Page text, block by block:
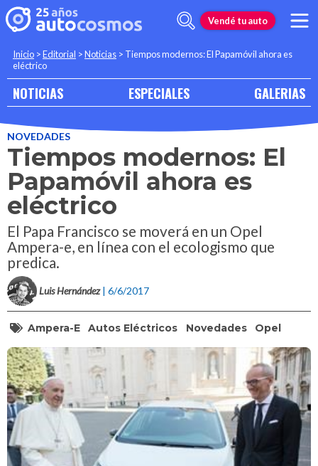
Vendé tu auto
Inicio >Editorial >Noticias > Tiempos modernos: El Papamóvil ahora es
eléctrico
NOTICIAS ESPECIALES GALERIAS
NOVEDADES
Tiempos modernos: El
Papamóvil ahora es
eléctrico
El Papa Francisco se moverá en un Opel
Ampera-e, en línea con el ecologismo que
predica.
Luis Hernández | 6/6/2017
Ampera-E Autos Eléctricos Novedades Opel